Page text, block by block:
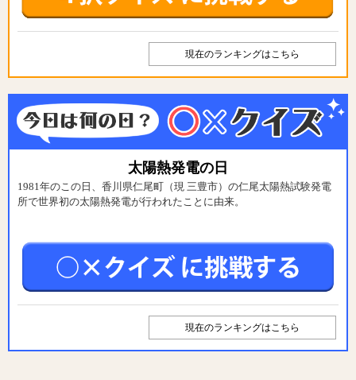
現在のランキングはこちら
太陽熱発電の日
1981年のこの日、香川県仁尾町（現 三豊市）の仁尾太陽熱試験発電
所で世界初の太陽熱発電が行われたことに由来。
現在のランキングはこちら